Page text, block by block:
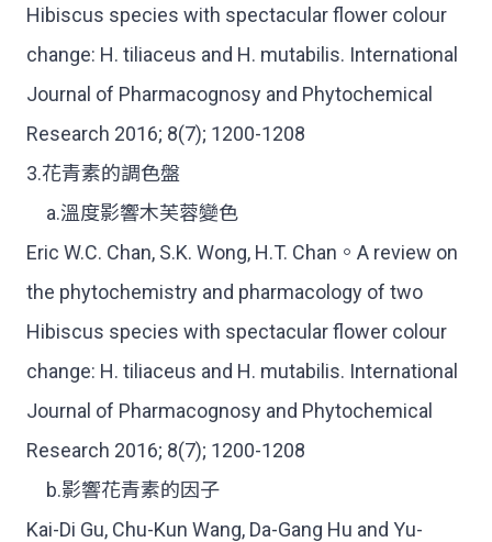
Hibiscus species with spectacular flower colour
change: H. tiliaceus and H. mutabilis. International
Journal of Pharmacognosy and Phytochemical
Research 2016; 8(7); 1200-1208
3.花青素的調色盤
a.溫度影響木芙蓉變色
Eric W.C. Chan, S.K. Wong, H.T. Chan。A review on
the phytochemistry and pharmacology of two
Hibiscus species with spectacular flower colour
change: H. tiliaceus and H. mutabilis. International
Journal of Pharmacognosy and Phytochemical
Research 2016; 8(7); 1200-1208
b.影響花青素的因子
Kai-Di Gu, Chu-Kun Wang, Da-Gang Hu and Yu-